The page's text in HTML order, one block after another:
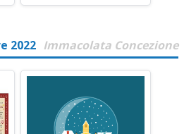
2022 Immacolata Concezione